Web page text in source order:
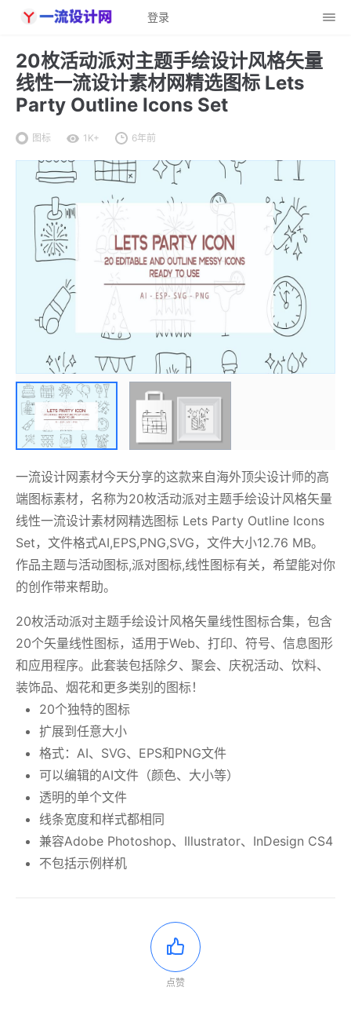
登录
20枚活动派对主题手绘设计风格矢量
线性一流设计素材网精选图标 Lets
Party Outline Icons Set
图标 1K+ 6年前
一流设计网素材今天分享的这款来自海外顶尖设计师的高
端图标素材，名称为20枚活动派对主题手绘设计风格矢量
线性一流设计素材网精选图标 Lets Party Outline Icons
Set，文件格式AI,EPS,PNG,SVG，文件大小12.76 MB。
作品主题与活动图标,派对图标,线性图标有关，希望能对你
的创作带来帮助。
20枚活动派对主题手绘设计风格矢量线性图标合集，包含
20个矢量线性图标，适用于Web、打印、符号、信息图形
和应用程序。此套装包括除夕、聚会、庆祝活动、饮料、
装饰品、烟花和更多类别的图标！
20个独特的图标
扩展到任意大小
格式：AI、SVG、EPS和PNG文件
可以编辑的AI文件（颜色、大小等）
透明的单个文件
线条宽度和样式都相同
兼容Adobe Photoshop、Illustrator、InDesign CS4
不包括示例样机
点赞